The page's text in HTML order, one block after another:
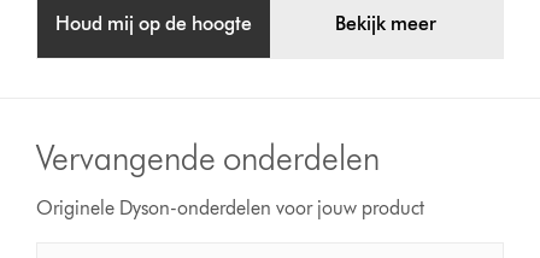
Houd mij op de hoogte Bekijk meer
Vervangende onderdelen
Originele Dyson-onderdelen voor jouw product